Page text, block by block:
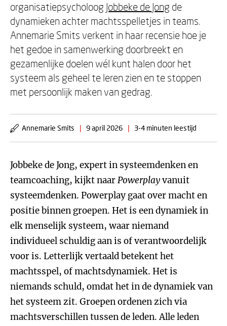
organisatiepsycholoog Jobbeke de Jong de
dynamieken achter machtsspelletjes in teams.
Annemarie Smits verkent in haar recensie hoe je
het gedoe in samenwerking doorbreekt en
gezamenlijke doelen wél kunt halen door het
systeem als geheel te leren zien en te stoppen
met persoonlijk maken van gedrag.
Annemarie Smits | 9 april 2026 | 3-4 minuten leestijd
Jobbeke de Jong, expert in systeemdenken en
teamcoaching, kijkt naarPowerplayvanuit
systeemdenken. Powerplay gaat over macht en
positie binnen groepen. Het is een dynamiek in
elk menselijk systeem, waar niemand
individueel schuldig aan is of verantwoordelijk
voor is. Letterlijk vertaald betekent het
machtsspel, of machtsdynamiek. Het is
niemands schuld, omdat het in de dynamiek van
het systeem zit. Groepen ordenen zich via
machtsverschillen tussen de leden. Alle leden